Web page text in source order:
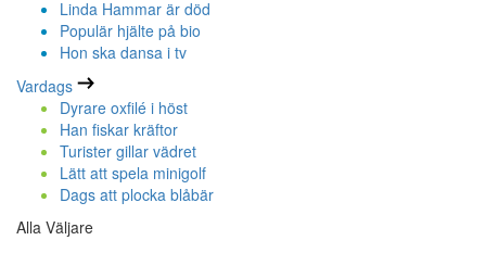
Linda Hammar är död
Populär hjälte på bio
Hon ska dansa i tv
Vardags
Dyrare oxfilé i höst
Han fiskar kräftor
Turister gillar vädret
Lätt att spela minigolf
Dags att plocka blåbär
Alla Väljare